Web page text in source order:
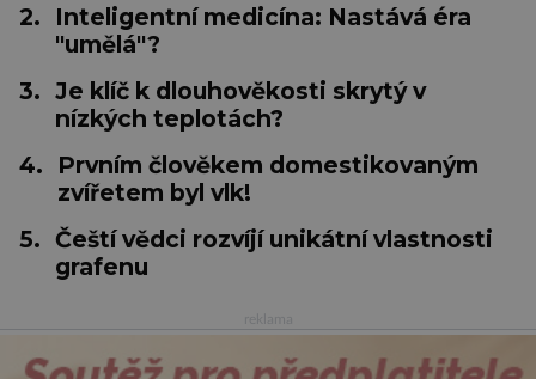
2.
Inteligentní medicína: Nastává éra
"umělá"?
3. Je klíč k dlouhověkosti skrytý v
nízkých teplotách?
4.
Prvním člověkem domestikovaným
zvířetem byl vlk!
5. Čeští vědci rozvíjí unikátní vlastnosti
grafenu